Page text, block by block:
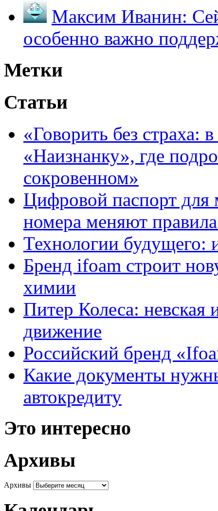
Максим Иванин:
особенно важно
Метки
Статьи
«Говорить без страха:
«Наизнанку», где
сокровенном»
Цифровой паспорт для
номера меняют
Технологии будущего:
Бренд ifoam строит
химии
Питер Колеса: невская
движение
Российский бренд
Какие документы
автокредиту
Это интересно
Архивы
Архивы